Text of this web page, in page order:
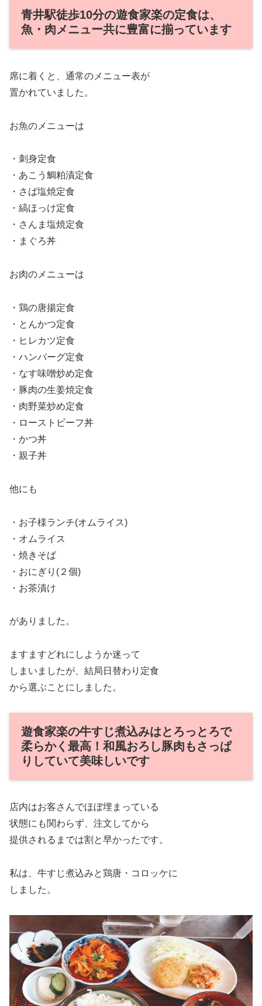
青井駅徒歩10分の遊食家楽の定食は、
魚・肉メニュー共に豊富に揃っています
席に着くと、通常のメニュー表が
置かれていました。
お魚のメニューは
・刺身定食
・あこう鯛粕漬定食
・さば塩焼定食
・縞ほっけ定食
・さんま塩焼定食
・まぐろ丼
お肉のメニューは
・鶏の唐揚定食
・とんかつ定食
・ヒレカツ定食
・ハンバーグ定食
・なす味噌炒め定食
・豚肉の生姜焼定食
・肉野菜炒め定食
・ローストビーフ丼
・かつ丼
・親子丼
他にも
・お子様ランチ(オムライス)
・オムライス
・焼きそば
・おにぎり(２個)
・お茶漬け
がありました。
ますますどれにしようか迷って
しまいましたが、結局日替わり定食
から選ぶことにしました。
遊食家楽の牛すじ煮込みはとろっとろで
柔らかく最高！和風おろし豚肉もさっぱ
りしていて美味しいです
店内はお客さんでほぼ埋まっている
状態にも関わらず、注文してから
提供されるまでは割と早かったです。
私は、牛すじ煮込みと鶏唐・コロッケに
しました。